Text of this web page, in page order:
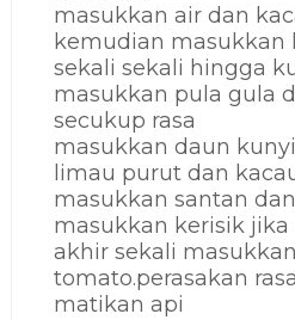
masukkan air dan
kemudian masukkan
sekali sekali hingga
masukkan pula gula
secukup rasa
masukkan daun
limau purut dan
masukkan santan
masukkan kerisik jika
akhir sekali masukkan
tomato.perasakan
matikan api